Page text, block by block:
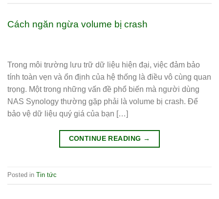
Cách ngăn ngừa volume bị crash
Trong môi trường lưu trữ dữ liệu hiện đại, việc đảm bảo
tính toàn vẹn và ổn định của hệ thống là điều vô cùng quan
trọng. Một trong những vấn đề phổ biến mà người dùng
NAS Synology thường gặp phải là volume bị crash. Để
bảo vệ dữ liệu quý giá của bạn […]
CONTINUE READING →
Posted in Tin tức